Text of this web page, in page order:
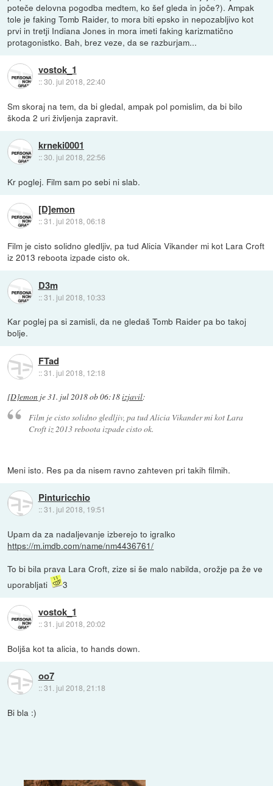
poteče delovna pogodba medtem, ko šef gleda in joče?). Ampak
tole je faking Tomb Raider, to mora biti epsko in nepozabljivo kot
prvi in tretji Indiana Jones in mora imeti faking karizmatično
protagonistko. Bah, brez veze, da se razburjam...
vostok_1
::30. jul 2018, 22:40
Sm skoraj na tem, da bi gledal, ampak pol pomislim, da bi bilo
škoda 2 uri življenja zapravit.
krneki0001
::30. jul 2018, 22:56
Kr poglej. Film sam po sebi ni slab.
[D]emon
::31. jul 2018, 06:18
Film je cisto solidno gledljiv, pa tud Alicia Vikander mi kot Lara Croft
iz 2013 reboota izpade cisto ok.
D3m
::31. jul 2018, 10:33
Kar poglej pa si zamisli, da ne gledaš Tomb Raider pa bo takoj
bolje.
FTad
::31. jul 2018, 12:18
[D]emon je31. jul 2018 ob 06:18izjavil:
Film je cisto solidno gledljiv, pa tud Alicia Vikander mi kot Lara
Croft iz 2013 reboota izpade cisto ok.
Meni isto. Res pa da nisem ravno zahteven pri takih filmih.
Pinturicchio
::31. jul 2018, 19:51
Upam da za nadaljevanje izberejo to igralko
https://m.imdb.com/name/nm4436761/
To bi bila prava Lara Croft, zize si še malo nabilda, orožje pa že ve
uporabljati
3
vostok_1
::31. jul 2018, 20:02
Boljša kot ta alicia, to hands down.
oo7
::31. jul 2018, 21:18
Bi bla :)